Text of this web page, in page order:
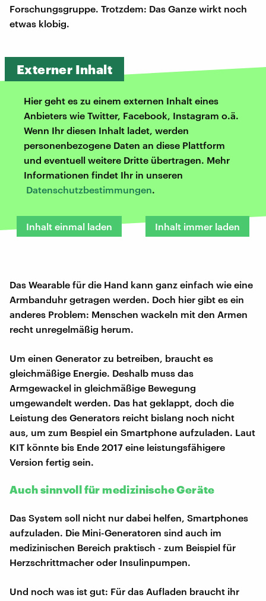
Forschungsgruppe. Trotzdem: Das Ganze wirkt noch
etwas klobig.
Externer Inhalt
Hier geht es zu einem externen Inhalt eines
Anbieters wie Twitter, Facebook, Instagram o.ä.
Wenn Ihr diesen Inhalt ladet, werden
personenbezogene Daten an diese Plattform
und eventuell weitere Dritte übertragen. Mehr
Informationen findet Ihr in unseren
Datenschutzbestimmungen.
Inhalt einmal laden Inhalt immer laden
Das Wearable für die Hand kann ganz einfach wie eine
Armbanduhr getragen werden. Doch hier gibt es ein
anderes Problem: Menschen wackeln mit den Armen
recht unregelmäßig herum.
Um einen Generator zu betreiben, braucht es
gleichmäßige Energie. Deshalb muss das
Armgewackel in gleichmäßige Bewegung
umgewandelt werden. Das hat geklappt, doch die
Leistung des Generators reicht bislang noch nicht
aus, um zum Bespiel ein Smartphone aufzuladen. Laut
KIT könnte bis Ende 2017 eine leistungsfähigere
Version fertig sein.
Auch sinnvoll für medizinische Geräte
Das System soll nicht nur dabei helfen, Smartphones
aufzuladen. Die Mini-Generatoren sind auch im
medizinischen Bereich praktisch - zum Beispiel für
Herzschrittmacher oder Insulinpumpen.
Und noch was ist gut: Für das Aufladen braucht ihr